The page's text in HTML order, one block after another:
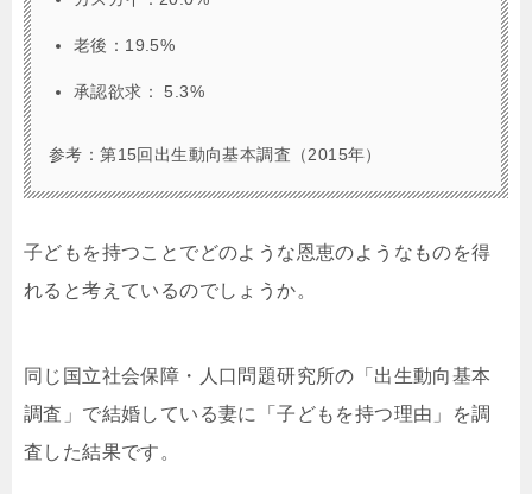
老後：19.5%
承認欲求： 5.3%
参考：第15回出生動向基本調査（2015年）
子どもを持つことでどのような恩恵のようなものを得
れると考えているのでしょうか。
同じ国立社会保障・人口問題研究所の「出生動向基本
調査」で結婚している妻に「子どもを持つ理由」を調
査した結果です。